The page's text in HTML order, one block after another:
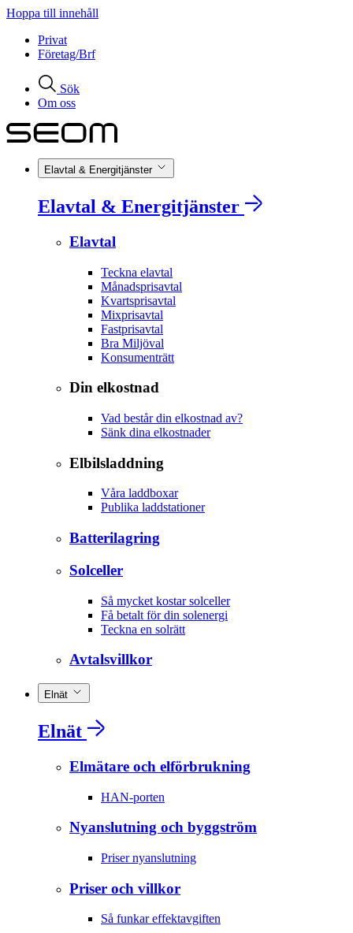
Hoppa till innehåll
Privat
Företag/Brf
Sök
Om oss
Elavtal & Energitjänster
Elavtal & Energitjänster
Elavtal
Teckna elavtal
Månadsprisavtal
Kvartsprisavtal
Mixprisavtal
Fastprisavtal
Bra Miljöval
Konsumenträtt
Din elkostnad
Vad består din elkostnad av?
Sänk dina elkostnader
Elbilsladdning
Våra laddboxar
Publika laddstationer
Batterilagring
Solceller
Så mycket kostar solceller
Få betalt för din solenergi
Teckna en solrätt
Avtalsvillkor
Elnät
Elnät
Elmätare och elförbrukning
HAN-porten
Nyanslutning och byggström
Priser nyanslutning
Priser och villkor
Så funkar effektavgiften